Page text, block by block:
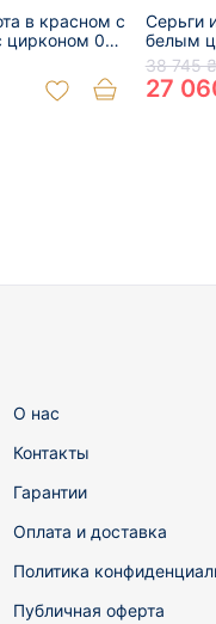
в красном с
цирконом 01-
Серьги
белым
38 745 ₴
27
О нас
Контакты
Гарантии
Оплата и доставка
Политика
Публичная оферта